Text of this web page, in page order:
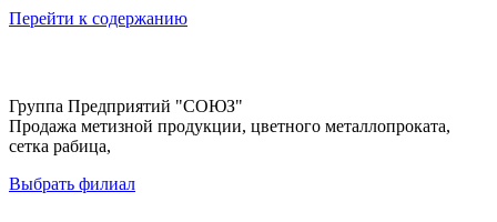
Перейти к содержанию
Группа Предприятий "СОЮЗ"
Продажа метизной продукции, цветного металлопроката,
сетка рабица,
Выбрать филиал